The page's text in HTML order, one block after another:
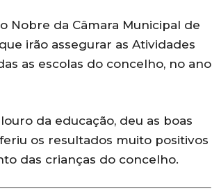
Nobre da Câmara Municipal de
irão assegurar as Atividades
as escolas do concelho, no ano
da educação, deu as boas
os resultados muito positivos
das crianças do concelho.